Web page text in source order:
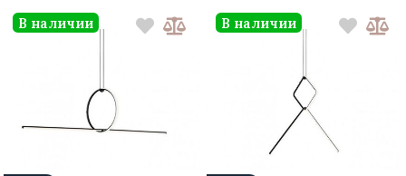
В наличии В наличии